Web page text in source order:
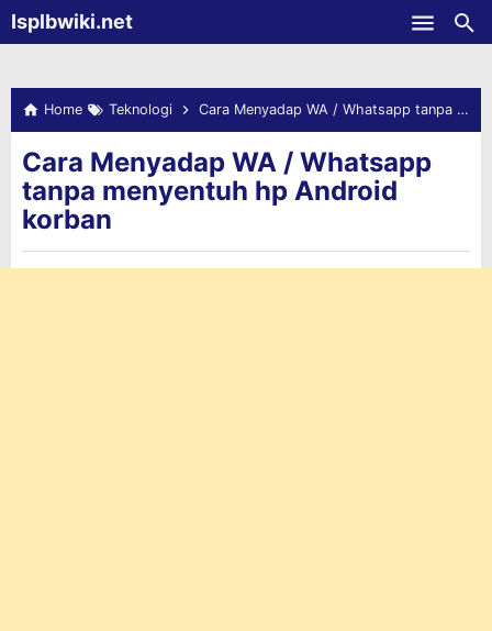
-->Isplbwiki.net
Home Teknologi Cara Menyadap WA / Whatsapp tanpa menyentuh hp Android korban
Cara Menyadap WA / Whatsapp
tanpa menyentuh hp Android
korban